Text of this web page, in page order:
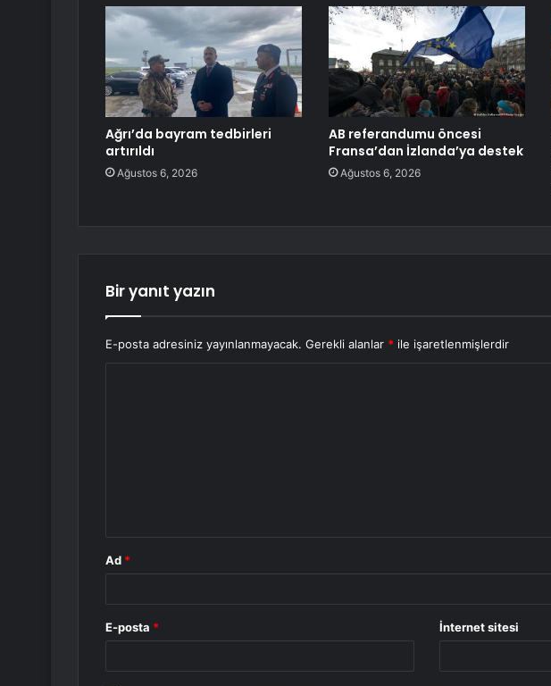
Ağrı’da bayram tedbirleri
artırıldı
Ağustos 6, 2026
AB referandumu öncesi
Fransa’dan İzlanda’ya destek
Ağustos 6, 2026
Bir yanıt yazın
E-posta adresiniz yayınlanmayacak. Gerekli alanlar * ile işaretlenmişlerdir
Ad *
E-posta * İnternet sitesi